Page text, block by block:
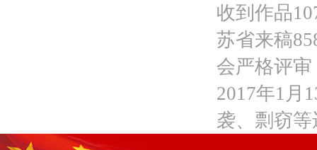
收到作品
苏省来稿
会严格评
2017年1月
袭、剽窃